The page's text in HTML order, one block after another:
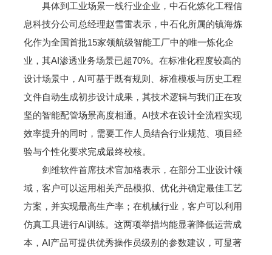
具体到工业场景一线行业企业，中石化炼化工程信
息科技分公司总经理赵雪雷表示，中石化所属的镇海炼
化作为全国首批15家领航级智能工厂中的唯一炼化企
业，其AI渗透业务场景已超70%。在标准化程度较高的
设计场景中，AI可基于既有规则、标准模板与历史工程
文件自动生成初步设计成果，其技术逻辑与我们正在攻
坚的智能配管场景高度相通。AI技术在设计全流程实现
效率提升的同时，需要工作人员结合行业规范、项目经
验与个性化要求完成最终校核。
剑维软件首席技术官加格表示，在部分工业设计领
域，客户可以运用相关产品模拟、优化并确定最佳工艺
方案，并实现最高生产率；在机械行业，客户可以利用
仿真工具进行AI训练。这两项举措均能显著降低运营成
本，AI产品可提供优秀操作员级别的参数建议，可显著